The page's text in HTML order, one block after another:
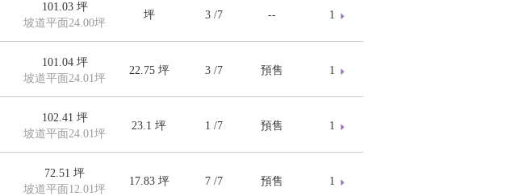
101.03坪
坡道平面24.00坪
坪 3 /7 -- 1
101.04坪
坡道平面24.01坪
22.75 坪 3 /7 預售 1
102.41 坪
坡道平面24.01坪
23.1 坪 1 /7 預售 1
72.51 坪
坡道平面12.01坪
17.83 坪 7 /7 預售 1